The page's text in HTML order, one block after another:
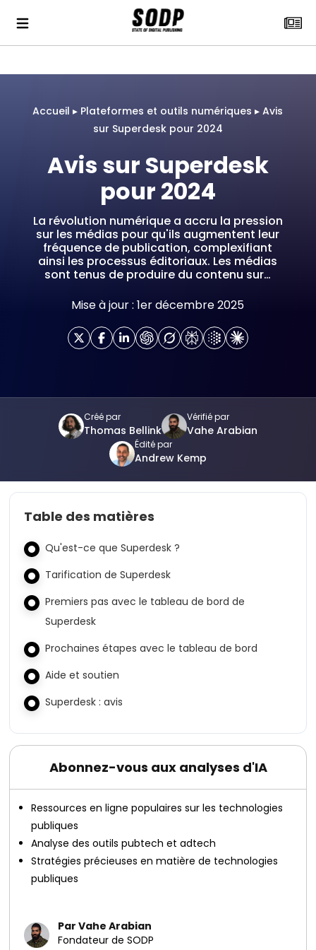
Accueil ▸ Plateformes et outils numériques ▸Avis
sur Superdesk pour 2024
Avis sur Superdesk
pour 2024
La révolution numérique a accru la pression
sur les médias pour qu'ils augmentent leur
fréquence de publication, complexifiant
ainsi les processus éditoriaux. Les médias
sont tenus de produire du contenu sur…
Mise à jour : 1er décembre 2025
Créé par
Thomas Bellink
Vérifié par
Vahe Arabian
Édité par
Andrew Kemp
Table des matières
Qu'est-ce que Superdesk ?
Tarification de Superdesk
Premiers pas avec le tableau de bord de
Superdesk
Prochaines étapes avec le tableau de bord
Aide et soutien
Superdesk : avis
Abonnez-vous aux analyses d'IA
Ressources en ligne populaires sur les technologies
publiques
Analyse des outils pubtech et adtech
Stratégies précieuses en matière de technologies
publiques
Par Vahe Arabian
Fondateur de SODP